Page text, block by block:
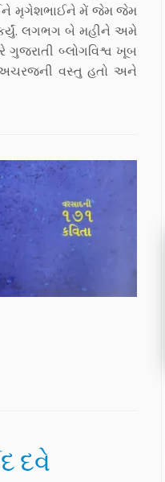
મૃગેશભાઈને મેં જેમ જેમ
લગભગ બે મહીને અમે
ગુજરાતી બ્લોગવિશ્વ ખૂબ
વસ્તુ હતો અને
દવે